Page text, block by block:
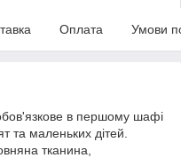
Оплата Умови
в першому шафі
та маленьких дітей.
тканина,